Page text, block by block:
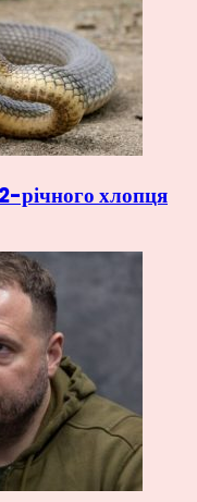
річного хлопця